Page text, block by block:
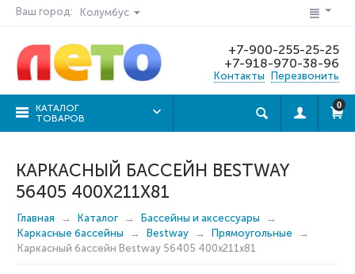
Ваш город: Колумбус
+7-900-255-25-25
+7-918-970-38-96
Контакты Перезвонить
КАТАЛОГ
ТОВАРОВ
0
КАРКАСНЫЙ БАССЕЙН BESTWAY
56405 400X211X81
Главная Каталог
Бассейны и аксессуары
Каркасные бассейны
Bestway
Прямоугольные
Каркасный бассейн Bestway 56405 400x211x81